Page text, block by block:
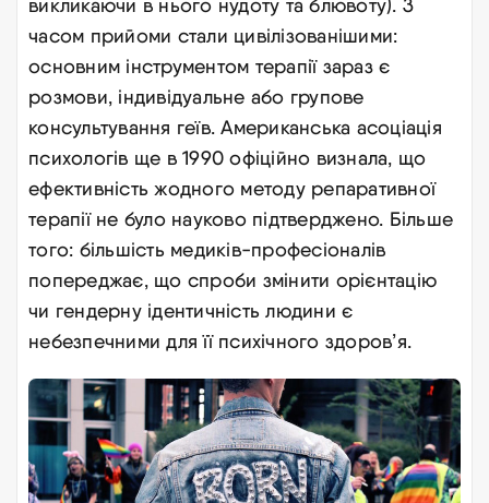
викликаючи в нього нудоту та блювоту). З
часом прийоми стали цивілізованішими:
основним інструментом терапії зараз є
розмови, індивідуальне або групове
консультування геїв. Американська асоціація
психологів ще в 1990 офіційно визнала, що
ефективність жодного методу репаративної
терапії не було науково підтверджено. Більше
того: більшість медиків-професіоналів
попереджає, що спроби змінити орієнтацію
чи гендерну ідентичність людини є
небезпечними для її психічного здоров’я.